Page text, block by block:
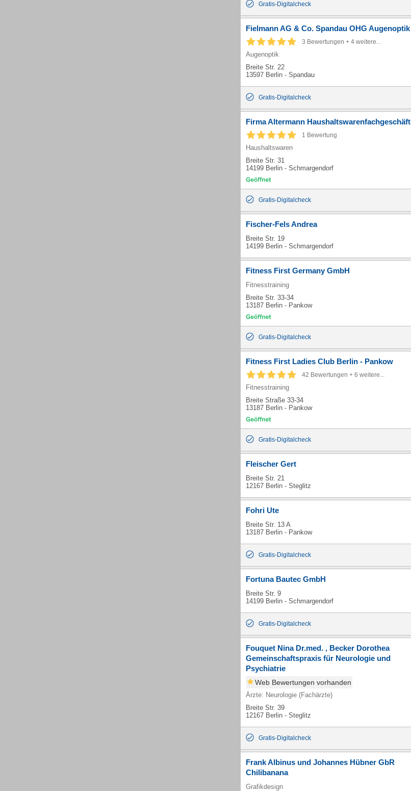
Gratis-Digitalcheck
Fielmann AG & Co. Spandau OHG Augenoptik
3 Bewertungen + 4 weitere...
Augenoptik
Breite Str. 22
13597 Berlin - Spandau
Gratis-Digitalcheck
Firma Altermann Haushaltswarenfachgeschäft
1 Bewertung
Haushaltswaren
Breite Str. 31
14199 Berlin - Schmargendorf
Gratis-Digitalcheck
Fischer-Fels Andrea
Breite Str. 19
14199 Berlin - Schmargendorf
Fitness First Germany GmbH
Fitnesstraining
Breite Str. 33-34
13187 Berlin - Pankow
Gratis-Digitalcheck
Fitness First Ladies Club Berlin - Pankow
42 Bewertungen + 6 weitere...
Fitnesstraining
Breite Straße 33-34
13187 Berlin - Pankow
Gratis-Digitalcheck
Fleischer Gert
Breite Str. 21
12167 Berlin - Steglitz
Fohri Ute
Breite Str. 13 A
13187 Berlin - Pankow
Gratis-Digitalcheck
Fortuna Bautec GmbH
Breite Str. 9
14199 Berlin - Schmargendorf
Gratis-Digitalcheck
Fouquet Nina Dr.med. , Becker Dorothea
Gemeinschaftspraxis für Neurologie und
Psychiatrie
Web Bewertungen vorhanden
Ärzte: Neurologie (Fachärzte)
Breite Str. 39
12167 Berlin - Steglitz
Gratis-Digitalcheck
Frank Albinus und Johannes Hübner GbR
Chilibanana
Grafikdesign